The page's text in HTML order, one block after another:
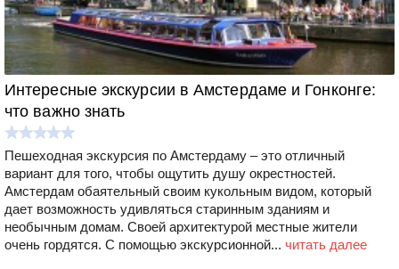
Интересные экскурсии в Амстердаме и Гонконге:
что важно знать
Пешеходная экскурсия по Амстердаму – это отличный
вариант для того, чтобы ощутить душу окрестностей.
Амстердам обаятельный своим кукольным видом, который
дает возможность удивляться старинным зданиям и
необычным домам. Своей архитектурой местные жители
очень гордятся. С помощью экскурсионной... читать далее